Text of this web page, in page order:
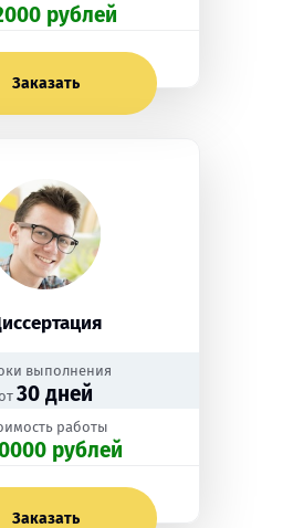
рублей
Заказать
выполнения
30 дней
работы
рублей
Заказать